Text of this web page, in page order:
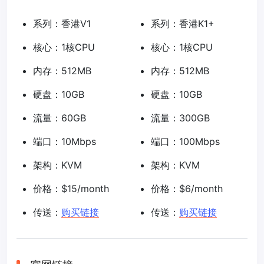
系列：香港V1
核心：1核CPU
内存：512MB
硬盘：10GB
流量：60GB
端口：10Mbps
架构：KVM
价格：$15/month
传送： 购买链接
系列：香港K1+
核心：1核CPU
内存：512MB
硬盘：10GB
流量：300GB
端口：100Mbps
架构：KVM
价格：$6/month
传送： 购买链接